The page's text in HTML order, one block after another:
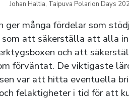
Johan Haltia, Taipuva Polarion Days
ger många fördelar som
att säkerställa att alla
och att
förväntat. De viktigaste
var att hitta eventuella
felaktigheter i tid för att